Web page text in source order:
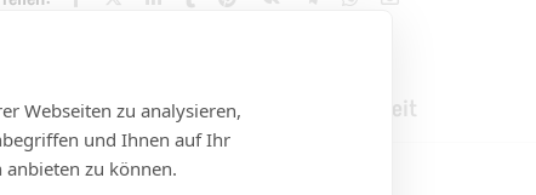
(0) FAQs Produktsicherheit
Webseiten zu analysieren,
und Ihnen auf Ihr
zu können.